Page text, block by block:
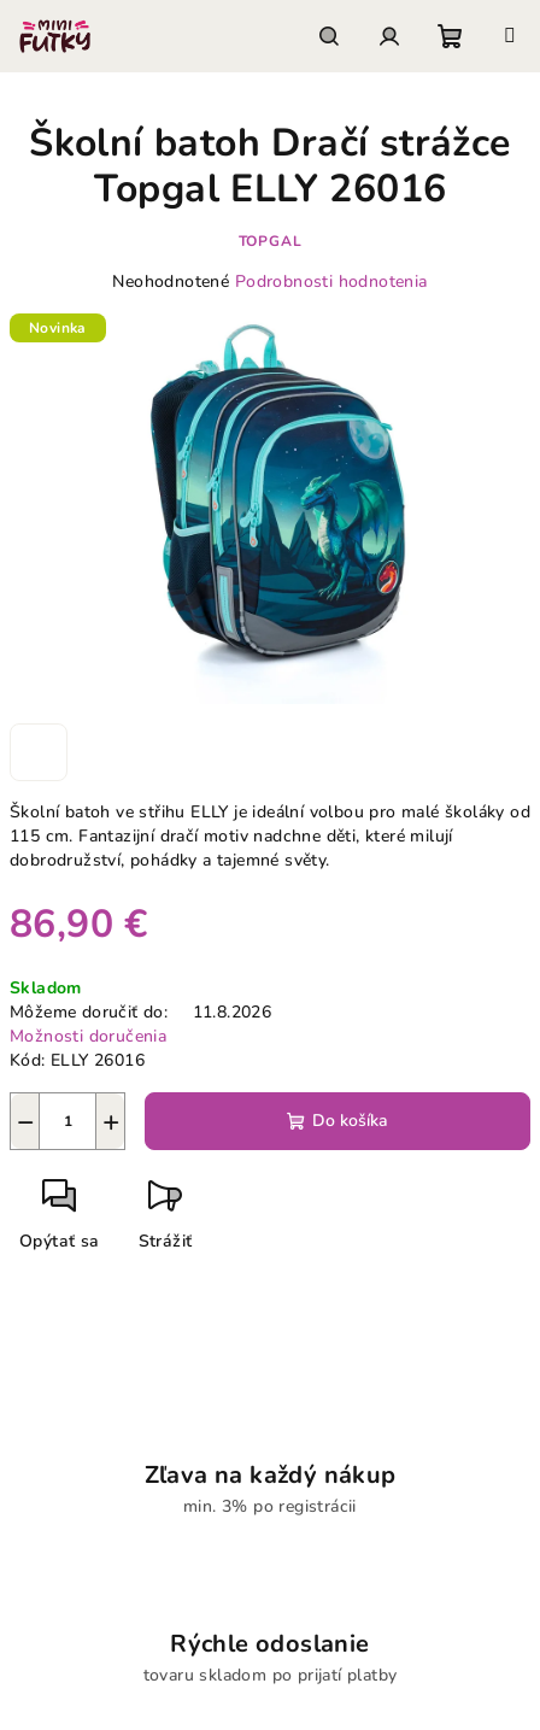
obsah
košík
Školní batoh ve střihu ELLY je ideální volbou pro malé školáky od
115 cm. Fantazijní dračí motiv nadchne děti, které milují
dobrodružství, pohádky a tajemné světy.
86,90 €
cena:
Skladom
Môžeme doručiť do:
11.8.2026
Možnosti doručenia
Kód: ELLY 26016
+
− Do košíka
Opýtať sa Strážiť
Školní batoh Dračí strážce
Topgal ELLY 26016
TOPGAL
Priemerné
hviezdičiek.
Neohodnotené Podrobnosti hodnotenia
Novinka
Zľava na každý nákup
min. 3% po registrácii
Rýchle odoslanie
tovaru skladom po prijatí platby